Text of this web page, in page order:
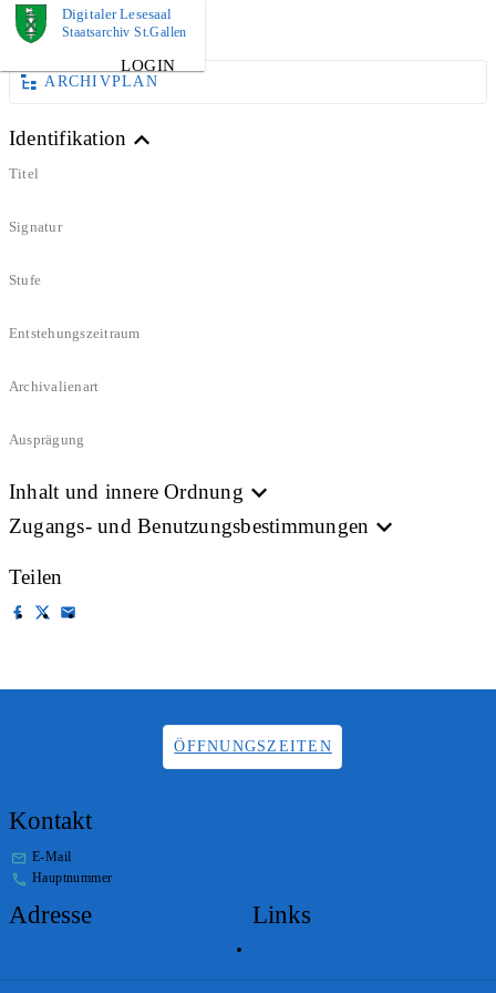
Digitaler Lesesaal
Staatsarchiv St.Gallen
LOGIN
BUCH
ARCHIVPLAN
Identifikation
Titel
Signatur
Stufe
Entstehungszeitraum
Archivalienart
Ausprägung
Inhalt und innere Ordnung
Zugangs- und Benutzungsbestimmungen
Teilen
ÖFFNUNGSZEITEN
Kontakt
E-Mail
Hauptnummer
Adresse Links